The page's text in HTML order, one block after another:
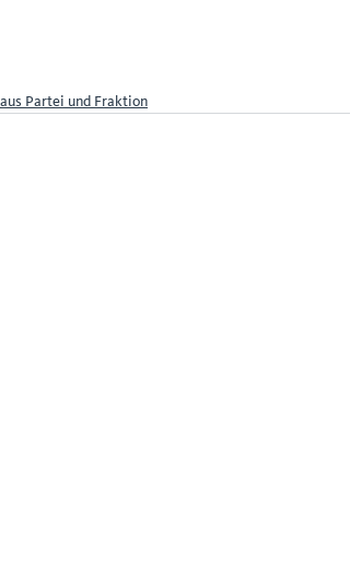
aus Partei und Fraktion